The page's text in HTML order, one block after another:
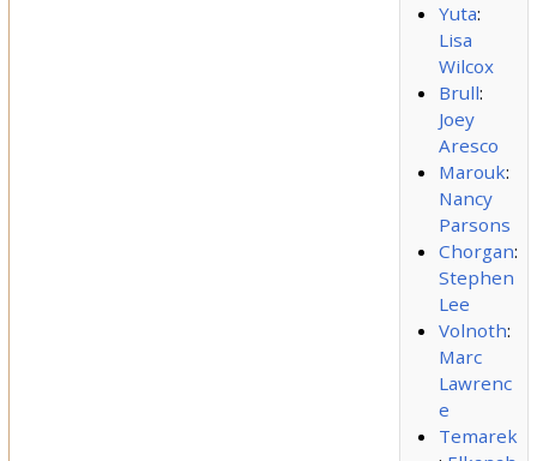
Yuta:
Lisa
Wilcox
Brull:
Joey
Aresco
Marouk:
Nancy
Parsons
Chorgan:
Stephen
Lee
Volnoth:
Marc
Lawrenc
e
Temarek